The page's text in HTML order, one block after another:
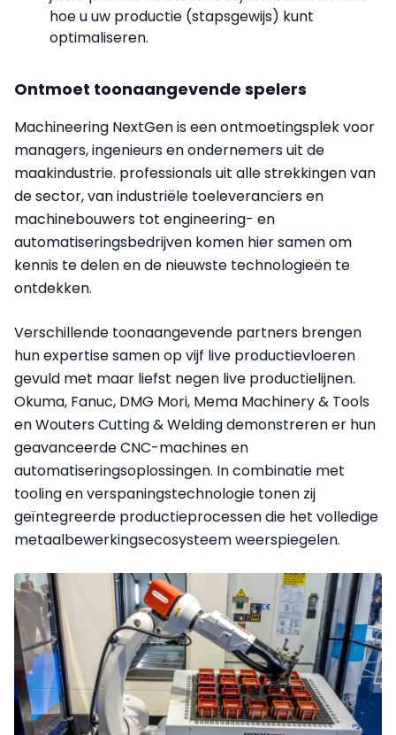
hoe u uw productie (stapsgewijs) kunt
optimaliseren.
Ontmoet toonaangevende spelers
Machineering NextGen is een ontmoetingsplek voor
managers, ingenieurs en ondernemers uit de
maakindustrie. professionals uit alle strekkingen van
de sector, van industriële toeleveranciers en
machinebouwers tot engineering- en
automatiseringsbedrijven komen hier samen om
kennis te delen en de nieuwste technologieën te
ontdekken.
Verschillende toonaangevende partners brengen
hun expertise samen op vijf live productievloeren
gevuld met maar liefst negen live productielijnen.
Okuma, Fanuc, DMG Mori, Mema Machinery & Tools
en Wouters Cutting & Welding demonstreren er hun
geavanceerde CNC-machines en
automatiseringsoplossingen. In combinatie met
tooling en verspaningstechnologie tonen zij
geïntegreerde productieprocessen die het volledige
metaalbewerkings­ecosysteem weerspiegelen.